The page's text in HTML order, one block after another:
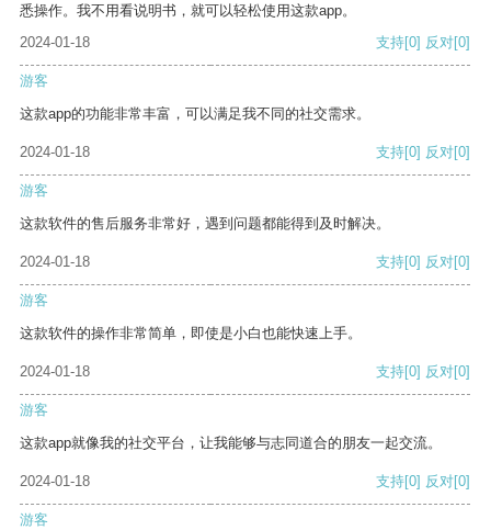
悉操作。我不用看说明书，就可以轻松使用这款app。
2024-01-18
支持[0] 反对[0]
游客
这款app的功能非常丰富，可以满足我不同的社交需求。
2024-01-18 支持[0] 反对[0]
游客
这款软件的售后服务非常好，遇到问题都能得到及时解决。
2024-01-18 支持[0] 反对[0]
游客
这款软件的操作非常简单，即使是小白也能快速上手。
2024-01-18 支持[0] 反对[0]
游客
这款app就像我的社交平台，让我能够与志同道合的朋友一起交流。
2024-01-18 支持[0] 反对[0]
游客